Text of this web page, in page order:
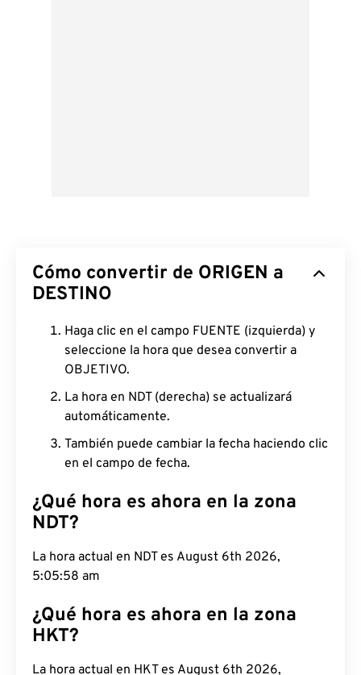
Cómo convertir de ORIGEN a
DESTINO
Haga clic en el campo FUENTE (izquierda) y
seleccione la hora que desea convertir a
OBJETIVO.
La hora en NDT (derecha) se actualizará
automáticamente.
También puede cambiar la fecha haciendo clic
en el campo de fecha.
¿Qué hora es ahora en la zona
NDT?
La hora actual en NDT es August 6th 2026,
5:05:59 am
¿Qué hora es ahora en la zona
HKT?
La hora actual en HKT es August 6th 2026,